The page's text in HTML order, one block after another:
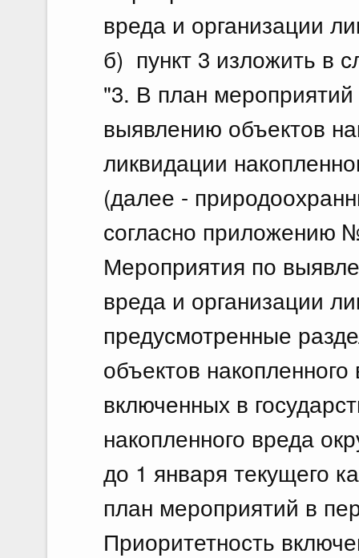
вреда и организации
б) пункт 3 изложить в
"3. В план
выявлению объектов
ликвидации
(далее -
согласно приложению
Мероприятия по
вреда и организации
предусмотренные
объектов
включенных в
накопленного вреда
до 1 января текущего
план мероприятий в
Приоритетность
О
21
О
21
О
20
О